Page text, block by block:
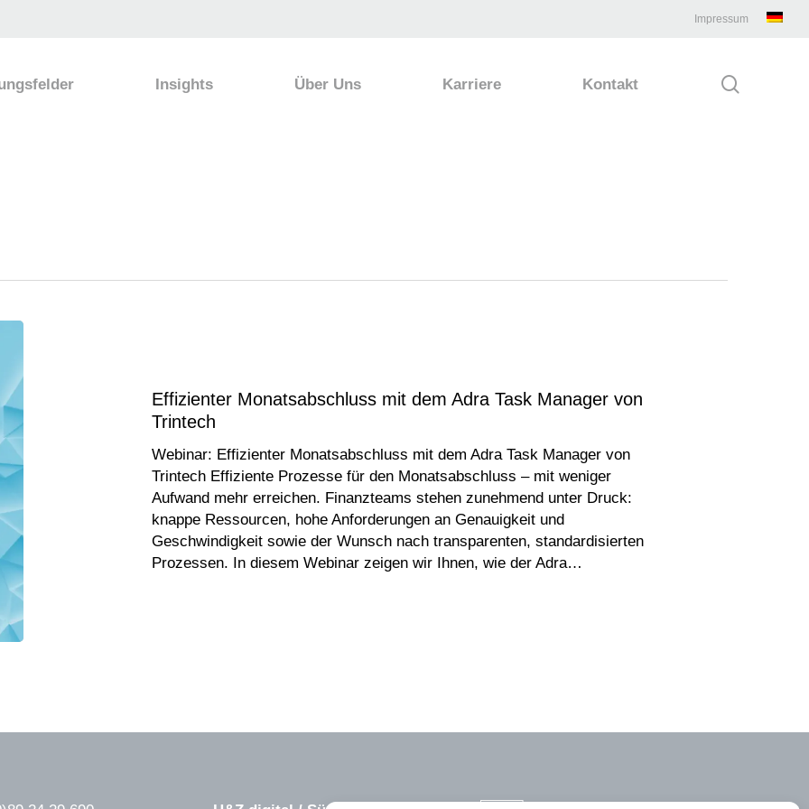
Impressum
Insights Über Uns Karriere Kontakt
Effizienter Monatsabschluss mit dem Adra Task Manager von
Trintech
Webinar: Effizienter Monatsabschluss mit dem Adra Task Manager von
Trintech Effiziente Prozesse für den Monatsabschluss – mit weniger
Aufwand mehr erreichen. Finanzteams stehen zunehmend unter Druck:
knappe Ressourcen, hohe Anforderungen an Genauigkeit und
Geschwindigkeit sowie der Wunsch nach transparenten, standardisierten
Prozessen. In diesem Webinar zeigen wir Ihnen, wie der Adra…